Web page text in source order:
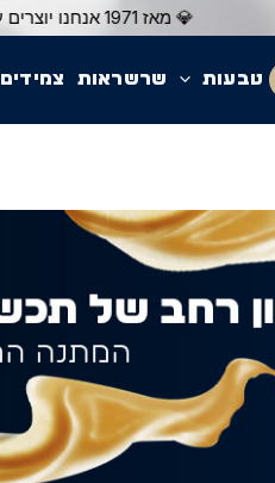
טבעות שרשראות צמידים